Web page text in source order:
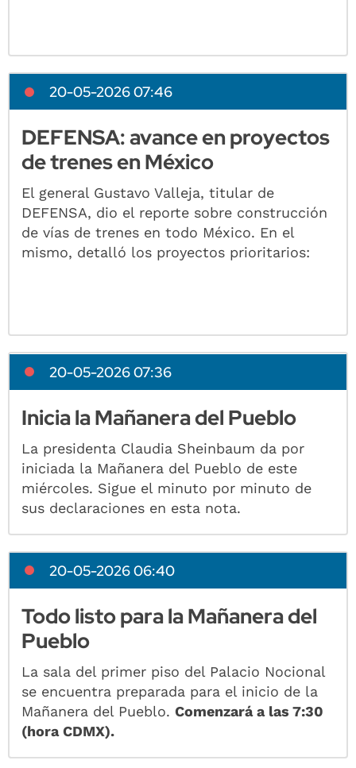
20-05-2026 07:46
DEFENSA: avance en proyectos
de trenes en México
El general Gustavo Valleja, titular de
DEFENSA, dio el reporte sobre construcción
de vías de trenes en todo México. En el
mismo, detalló los proyectos prioritarios:
20-05-2026 07:36
Inicia la Mañanera del Pueblo
La presidenta Claudia Sheinbaum da por
iniciada la Mañanera del Pueblo de este
miércoles. Sigue el minuto por minuto de
sus declaraciones en esta nota.
20-05-2026 06:40
Todo listo para la Mañanera del
Pueblo
La sala del primer piso del Palacio Nocional
se encuentra preparada para el inicio de la
Mañanera del Pueblo.Comenzará a las 7:30
(hora CDMX).